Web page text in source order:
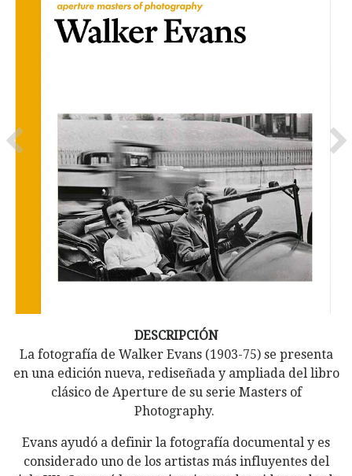
Previous
DESCRIPCIÓN
La fotografía de Walker Evans (1903-75) se presenta
en una edición nueva, rediseñada y ampliada del libro
clásico de Aperture de su serie Masters of
Photography.
Evans ayudó a definir la fotografía documental y es
considerado uno de los artistas más influyentes del